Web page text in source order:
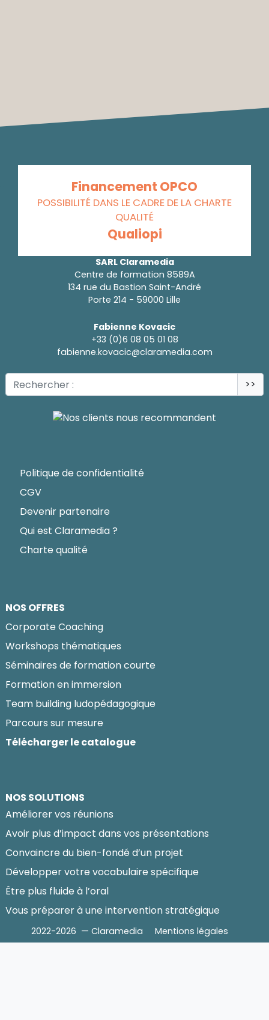
Financement OPCO
POSSIBILITÉ DANS LE CADRE DE LA CHARTE
QUALITÉ
Qualiopi
SARL Claramedia
Centre de formation 8589A
134 rue du Bastion Saint-André
Porte 214 - 59000 Lille
Fabienne Kovacic
+33 (0)6 08 05 01 08
fabienne.kovacic@claramedia.com
>>
Politique de confidentialité
CGV
Devenir partenaire
Qui est Claramedia ?
Charte qualité
NOS OFFRES
Corporate Coaching
Workshops thématiques
Séminaires de formation courte
Formation en immersion
Team building ludopédagogique
Parcours sur mesure
Télécharger le catalogue
NOS SOLUTIONS
Améliorer vos réunions
Avoir plus d’impact dans vos présentations
Convaincre du bien-fondé d’un projet
Développer votre vocabulaire spécifique
Être plus fluide à l’oral
Vous préparer à une intervention stratégique
2022-2026 — Claramedia Mentions légales